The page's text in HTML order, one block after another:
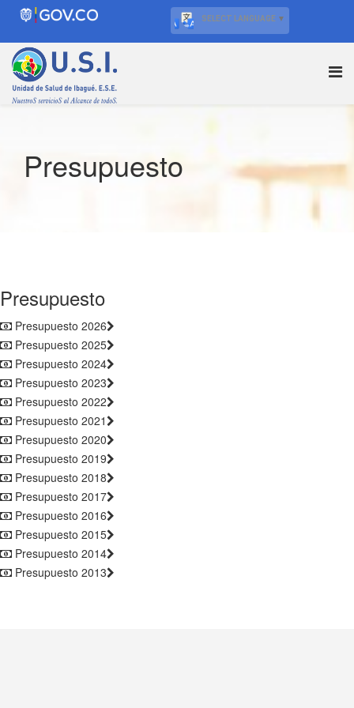
SELECT LANGUAGE ▼
Presupuesto
Presupuesto
Presupuesto 2026
Presupuesto 2025
Presupuesto 2024
Presupuesto 2023
Presupuesto 2022
Presupuesto 2021
Presupuesto 2020
Presupuesto 2019
Presupuesto 2018
Presupuesto 2017
Presupuesto 2016
Presupuesto 2015
Presupuesto 2014
Presupuesto 2013